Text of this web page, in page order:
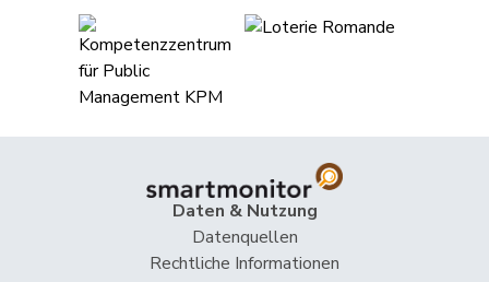
Daten & Nutzung
Datenquellen
Rechtliche Informationen